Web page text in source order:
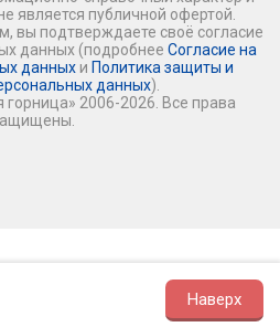
Наверх
является публичной офертой.
вы подтверждаете своё согласие
данных (подробнее Согласие на
данных и Политика защиты и
данных).
2006-2026. Все права